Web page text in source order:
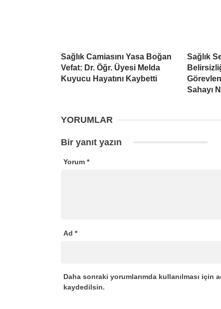
Sağlık Camiasını Yasa Boğan
Vefat: Dr. Öğr. Üyesi Melda
Kuyucu Hayatını Kaybetti
Sağlık
Sahayı
YORUMLAR
Bir yanıt yazın
Yorum *
Ad *
Daha sonraki yorumlarımda kullanılması için
kaydedilsin.